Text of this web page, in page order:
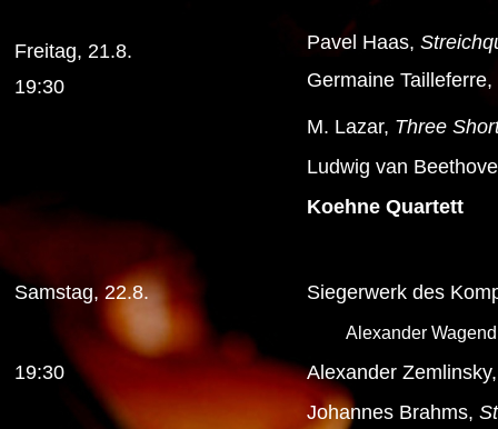
Freitag, 21.8. Pavel Haas,
19:30
Germaine Tailleferre,
M. Lazar, Three
Ludwig van
Koehne Quartett
Samstag, 22.8. Siegerwerk des
Alexander
19:30
Alexander
Johannes Brahms,